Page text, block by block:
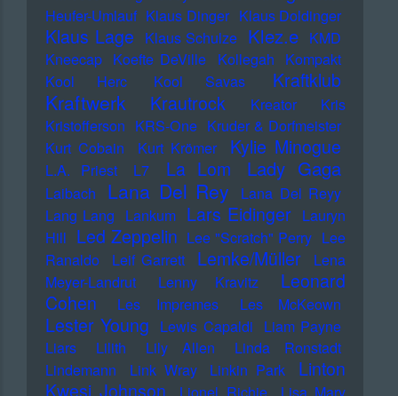
Heufer-Umlauf Klaus Dinger Klaus Doldinger
Klaus Lage Klaus Schulze Klez.e KMD
Kneecap Koefte DeVille Kollegah Kompakt
Kool Herc
Kool Savas Kraftklub
Kraftwerk Krautrock Kreator
Kris
Kristofferson KRS-One Kruder & Dorfmeister
Kurt Cobain
Kurt Krömer Kylie Minogue
L.A. Priest L7 La Lom Lady Gaga
Laibach Lana Del Rey
Lana Del Reyy
Lang Lang Lankum Lars Eidinger Lauryn
Hill Led Zeppelin Lee "Scratch" Perry Lee
Ranaldo
Leif Garrett Lemke/Müller
Lena
Meyer-Landrut
Lenny Kravitz
Leonard
Cohen
Les Impremes Les McKeown
Lester Young Lewis Capaldi Liam Payne
Liars
Lilith Lily Allen
Linda Ronstadt
Lindemann
Link Wray Linkin Park
Linton